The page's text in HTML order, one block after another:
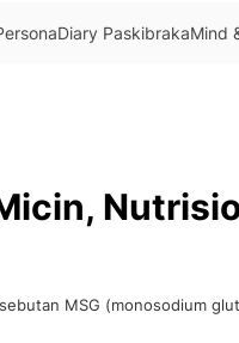
Diary PaskibrakaMind
MSG (monosodium